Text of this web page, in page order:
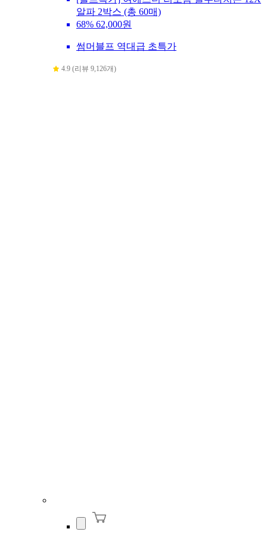
알파 2박스 (총 60매)
68% 62,000원
썸머블프 역대급 초특가
4.9 (리뷰 9,126개)